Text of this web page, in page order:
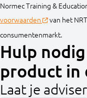
Normec Training &
voorwaarden
van het
consumentenmarkt.
Hulp
product in
Laat je